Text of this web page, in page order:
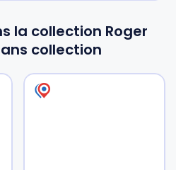
la collection Roger
collection